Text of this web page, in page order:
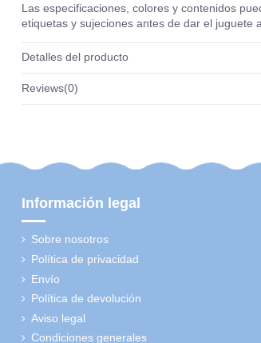
Las especificaciones, colores y contenidos
etiquetas y sujeciones antes de dar el juguete
Detalles del producto
Reviews(0)
Información legal
Sobre nosotros
Política de privacidad
Envío
Política de devolución
Aviso legal
Condiciones generales